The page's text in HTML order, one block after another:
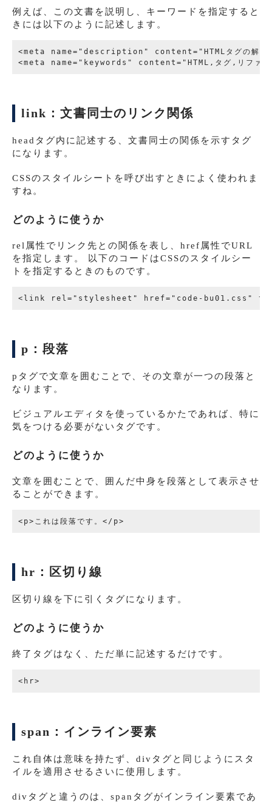
例えば、この文書を説明し、キーワードを指定すると
きには以下のように記述します。
<meta name="description" content="HTMLタグの解説
link：文書同士のリンク関係
headタグ内に記述する、文書同士の関係を示すタグ
になります。
CSSのスタイルシートを呼び出すときによく使われま
すね。
どのように使うか
rel属性でリンク先との関係を表し、href属性でURL
を指定します。 以下のコードはCSSのスタイルシー
トを指定するときのものです。
p：段落
pタグで文章を囲むことで、その文章が一つの段落と
なります。
ビジュアルエディタを使っているかたであれば、特に
気をつける必要がないタグです。
どのように使うか
文章を囲むことで、囲んだ中身を段落として表示させ
ることができます。
hr：区切り線
区切り線を下に引くタグになります。
どのように使うか
終了タグはなく、ただ単に記述するだけです。
span：インライン要素
これ自体は意味を持たず、divタグと同じようにスタ
イルを適用させるさいに使用します。
divタグと違うのは、spanタグがインライン要素であ